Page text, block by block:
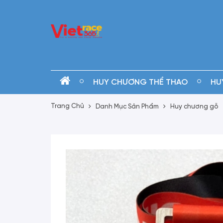
HUY CHƯƠNG THỂ THAO
Trang Chủ Danh Mục Sản Phẩm Huy chương gỗ